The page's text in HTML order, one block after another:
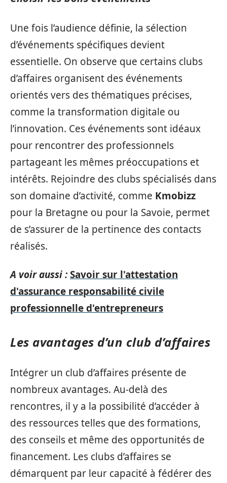
Une fois l’audience définie, la sélection
d’événements spécifiques devient
essentielle. On observe que certains clubs
d’affaires organisent des événements
orientés vers des thématiques précises,
comme la transformation digitale ou
l’innovation. Ces événements sont idéaux
pour rencontrer des professionnels
partageant les mêmes préoccupations et
intérêts. Rejoindre des clubs spécialisés dans
son domaine d’activité, comme Kmobizz
pour la Bretagne ou pour la Savoie, permet
de s’assurer de la pertinence des contacts
réalisés.
A voir aussi :Savoir sur l'attestation
d'assurance responsabilité civile
professionnelle d'entrepreneurs
Les avantages d’un club d’affaires
Intégrer un club d’affaires présente de
nombreux avantages. Au-delà des
rencontres, il y a la possibilité d’accéder à
des ressources telles que des formations,
des conseils et même des opportunités de
financement. Les clubs d’affaires se
démarquent par leur capacité à fédérer des